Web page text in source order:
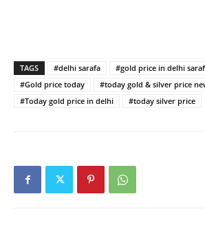
TAGS #delhi sarafa
#gold price in delhi
#Gold price today
#today gold & silver price
#Today gold price in delhi
#today silver price